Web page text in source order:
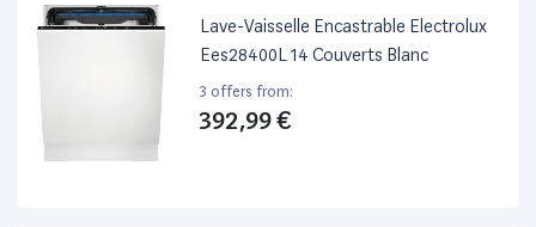
Lave-Vaisselle Encastrable Electrolux
Ees28400L 14 Couverts Blanc
3 offers from:
392,99 €